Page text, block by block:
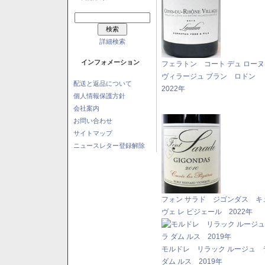
詳細検索
インフォメーション
配送と返品について
個人情報保護方針
会社案内
お問い合わせ
サイトマップ
ニュースレター登録解除
フェラトン コート デュ ロー
ヴィラージュ ブラン ロドン
2022年
フォン サラド ジゴンダス キ
ヴェ レ ピジェール 2022年
モルドレ リラック ルージュ
ダム ルス 2019年